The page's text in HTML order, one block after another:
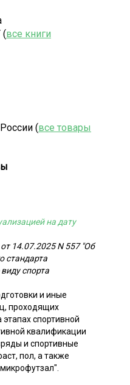
(все книги
(все товары
на дату
14.07.2025 N 557 "Об
стандарта
спорта
и иные
проходящих
спортивной
квалификации
и спортивные
пол, а также